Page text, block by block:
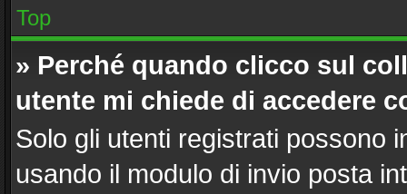
Top
» Perché quando clicco sul
utente mi chiede di accedere
Solo gli utenti registrati possono
usando il modulo di invio posta